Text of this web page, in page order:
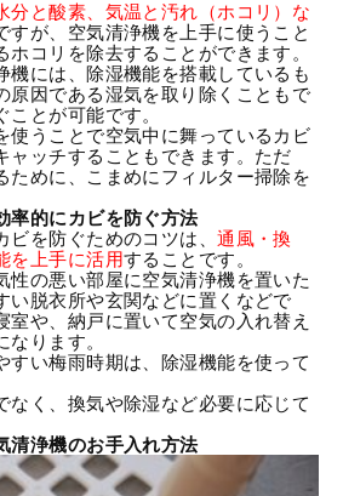
分と酸素、気温と汚れ（ホコリ）な
すが、空気清浄機を上手に使うこと
ホコリを除去することができます。
機には、除湿機能を搭載しているも
原因である湿気を取り除くこともで
ことが可能です。
使うことで空気中に舞っているカビ
ャッチすることもできます。ただ
ために、こまめにフィルター掃除を
率的にカビを防ぐ方法
ビを防ぐためのコツは、通風・換
を上手に活用することです。
性の悪い部屋に空気清浄機を置いた
い脱衣所や玄関などに置くなどで
室や、納戸に置いて空気の入れ替え
なります。
すい梅雨時期は、除湿機能を使って
なく、換気や除湿など必要に応じて
清浄機のお手入れ方法